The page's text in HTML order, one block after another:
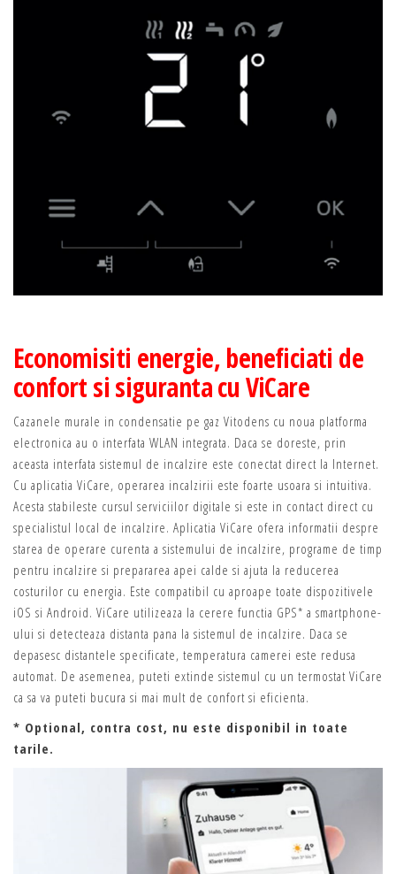
Economisiti energie, beneficiati de
confort si siguranta cu ViCare
Cazanele murale in condensatie pe gaz Vitodens cu noua platforma
electronica au o interfata WLAN integrata. Daca se doreste, prin
aceasta interfata sistemul de incalzire este conectat direct la Internet.
Cu aplicatia ViCare, operarea incalzirii este foarte usoara si intuitiva.
Acesta stabileste cursul serviciilor digitale si este in contact direct cu
specialistul local de incalzire. Aplicatia ViCare ofera informatii despre
starea de operare curenta a sistemului de incalzire, programe de timp
pentru incalzire si prepararea apei calde si ajuta la reducerea
costurilor cu energia. Este compatibil cu aproape toate dispozitivele
iOS si Android. ViCare utilizeaza la cerere functia GPS* a smartphone-
ului si detecteaza distanta pana la sistemul de incalzire. Daca se
depasesc distantele specificate, temperatura camerei este redusa
automat. De asemenea, puteti extinde sistemul cu un termostat ViCare
ca sa va puteti bucura si mai mult de confort si eficienta.
* Optional, contra cost, nu este disponibil in toate
tarile.